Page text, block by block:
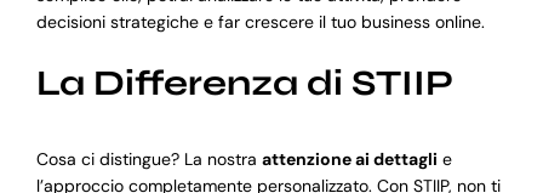
decisioni strategiche e far crescere il tuo business online.
La Differenza di STIIP
Cosa ci distingue? La nostra attenzione ai dettagli e
l’approccio completamente personalizzato. Con STIIP, non ti